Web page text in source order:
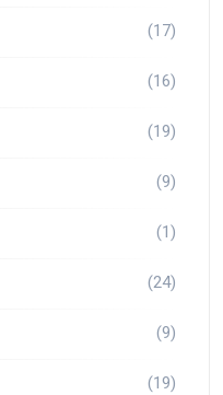
(17)
(16)
(19)
(9)
(1)
(24)
(9)
(19)